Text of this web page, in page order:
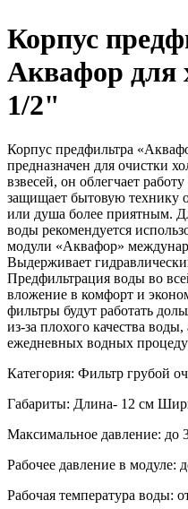
Корпус
Аквафор для
1/2"
Корпус предфильтра
предназначен для очистки
взвесей, он облегчает
защищает бытовую технику
или душа более приятным.
воды рекомендуется
модули «Аквафор»
Выдерживает
Предфильтрация воды во
вложение в комфорт и
фильтры будут работать
из-за плохого качества
ежедневных водных
Категория: Фильтр грубой
Габариты: Длина- 12 см
Максимальное давление: до
Рабочее давление в модуле:
Рабочая температура воды: